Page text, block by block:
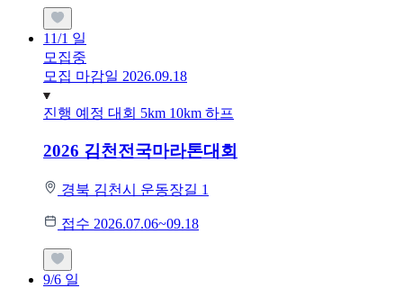
11/1 일
모집중
모집 마감일 2026.09.18
진행 예정 대회 5km 10km 하프
2026 김천전국마라톤대회
경북 김천시 운동장길 1
접수 2026.07.06~09.18
9/6 일